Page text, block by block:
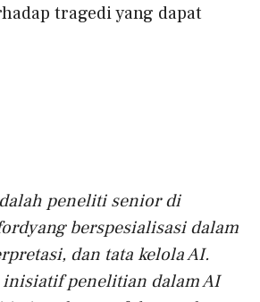
tragedi yang dapat
peneliti senior di
yang berspesialisasi dalam
dan tata kelola AI.
penelitian dalam AI